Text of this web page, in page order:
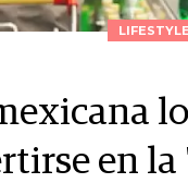
LIFESTYLE
en